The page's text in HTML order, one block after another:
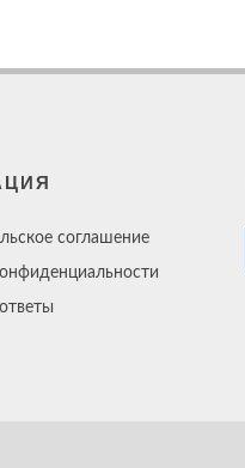
соглашение